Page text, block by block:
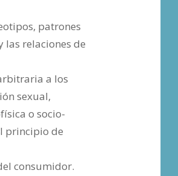
patrones
las relaciones de
a los
sexual,
o socio-
principio de
consumidor.